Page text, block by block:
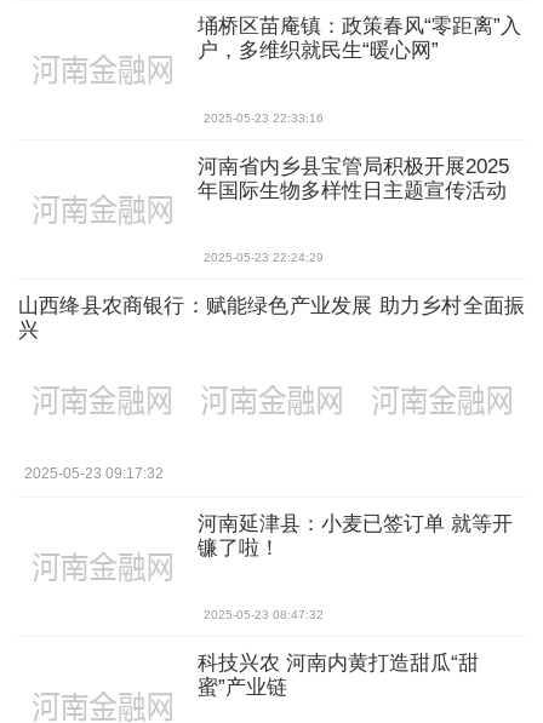
埇桥区苗庵镇：政策春风“零距离”入
户，多维织就民生“暖心网”
2025-05-23 22:33:16
河南省内乡县宝管局积极开展2025
年国际生物多样性日主题宣传活动
2025-05-23 22:24:29
山西绛县农商银行：赋能绿色产业发展 助力乡村全面振
兴
2025-05-23 09:17:32
河南延津县：小麦已签订单 就等开
镰了啦！
2025-05-23 08:47:32
科技兴农 河南内黄打造甜瓜“甜
蜜”产业链